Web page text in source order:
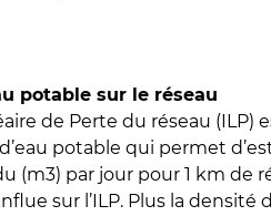
potable sur le réseau
de Perte du réseau
potable qui permet
(m3) par jour pour 1 km de
sur l’ILP. Plus la densité